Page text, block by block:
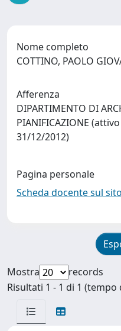
Nome completo
COTTINO, PAOLO
Afferenza
DIPARTIMENTO DI
PIANIFICAZIONE
31/12/2012)
Pagina personale
Scheda docente sul
Mostra
records
Risultati 1 - 1 di 1 (tempo